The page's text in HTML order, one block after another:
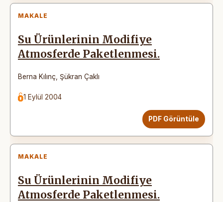
MAKALE
Su Ürünlerinin Modifiye
Atmosferde Paketlenmesi.
Berna Kılınç Şükran Çaklı
1 Eylül 2004
PDF Görüntüle
MAKALE
Su Ürünlerinin Modifiye
Atmosferde Paketlenmesi.